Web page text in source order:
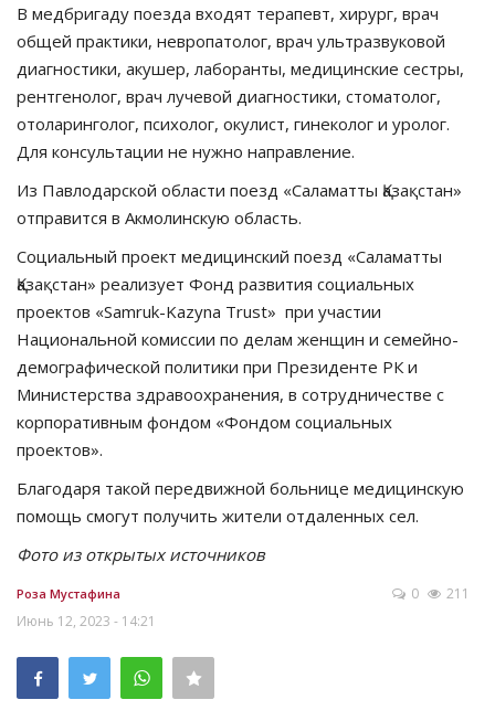
В медбригаду поезда входят терапевт, хирург, врач
общей практики, невропатолог, врач ультразвуковой
диагностики, акушер, лаборанты, медицинские сестры,
рентгенолог, врач лучевой диагностики, стоматолог,
отоларинголог, психолог, окулист, гинеколог и уролог.
Для консультации не нужно направление.
Из Павлодарской области поезд «Саламатты Қазақстан»
отправится в Акмолинскую область.
Социальный проект медицинский поезд «Саламатты
Қазақстан» реализует Фонд развития социальных
проектов «Samruk-Kazyna Trust» при участии
Национальной комиссии по делам женщин и семейно-
демографической политики при Президенте РК и
Министерства здравоохранения, в сотрудничестве с
корпоративным фондом «Фондом социальных
проектов».
Благодаря такой передвижной больнице медицинскую
помощь смогут получить жители отдаленных сел.
Фото из открытых источников
Роза Мустафина
Июнь 12, 2023 - 14:21
0 211